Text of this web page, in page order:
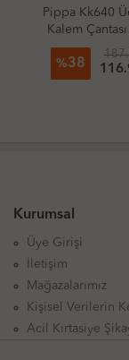
Kk640 Üç Gözlü
Çantası (Adet)
187.30 TL
116.94 TL
Kurumsal
Üye Girişi
İletişim
Mağazalarımız
Kişisel Verilerin
Acil Kırtasiye